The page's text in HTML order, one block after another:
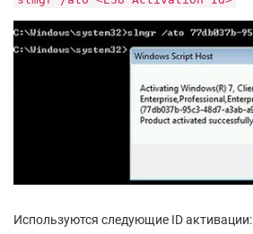
Используются следующие ID активации: